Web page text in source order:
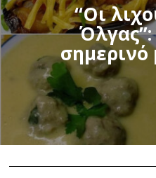
“Οι
Όλγας”:
σημερινό